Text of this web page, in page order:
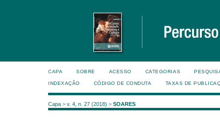
CAPA SOBRE ACESSO CATEGORIAS
INDEXAÇÃO CÓDIGO DE CONDUTA TAXAS DE
Capa > v. 4, n. 27 (2018) > SOARES